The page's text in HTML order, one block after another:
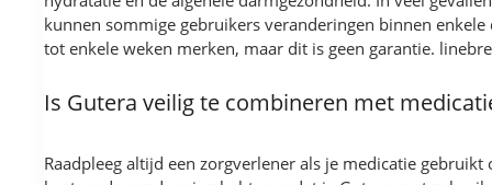
kunnen sommige gebruikers veranderingen binnen enkele
tot enkele weken merken, maar dit is geen garantie.
Is Gutera veilig te combineren met
Raadpleeg altijd een zorgverlener als je medicatie gebruikt